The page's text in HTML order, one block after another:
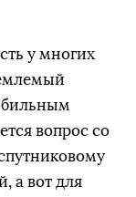
у многих
вопрос со
а вот для